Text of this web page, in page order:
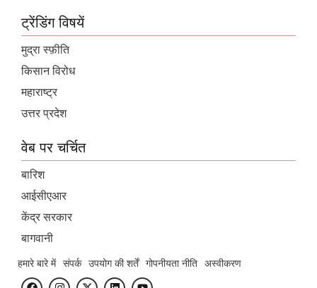
ट्रेंडिंग विषयें
मुद्रा स्फ़ीति
किसान विरोध
महाराष्ट्र
उत्तर प्रदेश
वेब पर चर्चित
बारिश
आईसीएआर
केंद्र सरकार
बागवानी
हमारे बारे में संपर्क उपयोग की शर्तें गोपनीयता नीति अस्वीकरण